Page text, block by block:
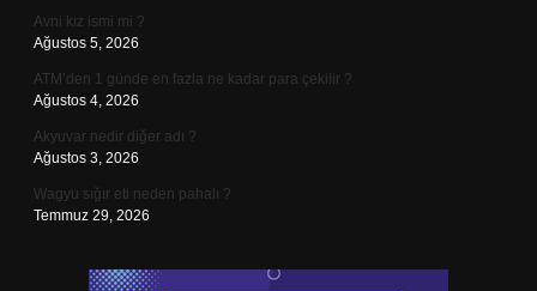
Avni kız ismi mi ?
Ağustos 5, 2026
ATM’den 1 günde en fazla ne kadar para çekilir ?
Ağustos 4, 2026
Akyuvar nedir diğer adı ?
Ağustos 3, 2026
Wagyu sığır eti neden pahalı ?
Temmuz 29, 2026